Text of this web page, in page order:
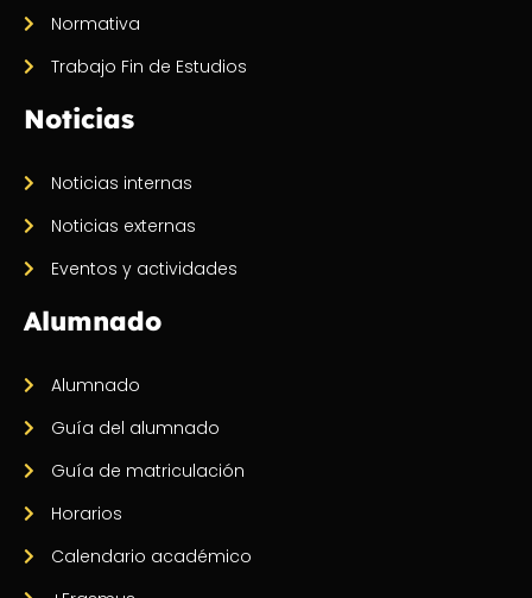
Normativa
Trabajo Fin de Estudios
Noticias
Noticias internas
Noticias externas
Eventos y actividades
Alumnado
Alumnado
Guía del alumnado
Guía de matriculación
Horarios
Calendario académico